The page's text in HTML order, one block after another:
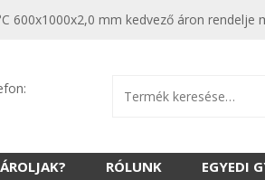
600x1000x2,0 mm kedvező áron
RÓLUNK EGYEDI